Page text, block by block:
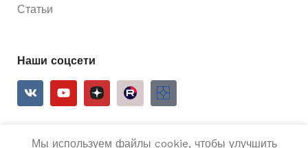
Статьи
Наши соцсети
Мы используем файлы cookie, чтобы улучшить